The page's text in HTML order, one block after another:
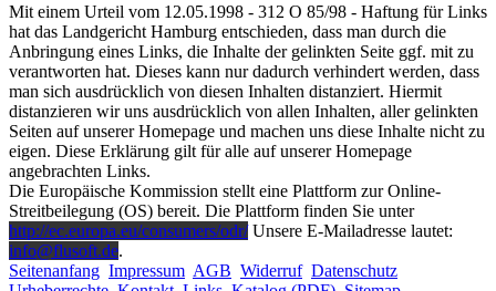
Mit einem Urteil vom 12.05.1998 - 312 O 85/98 - Haftung für Links
hat das Landgericht Hamburg entschieden, dass man durch die
Anbringung eines Links, die Inhalte der gelinkten Seite ggf. mit zu
verantworten hat. Dieses kann nur dadurch verhindert werden, dass
man sich ausdrücklich von diesen Inhalten distanziert. Hiermit
distanzieren wir uns ausdrücklich von allen Inhalten, aller gelinkten
Seiten auf unserer Homepage und machen uns diese Inhalte nicht zu
eigen. Diese Erklärung gilt für alle auf unserer Homepage
angebrachten Links.
Die Europäische Kommission stellt eine Plattform zur Online-
Streitbeilegung (OS) bereit. Die Plattform finden Sie unter
http://ec.europa.eu/consumers/odr/Unsere E-Mailadresse lautet:
info@flusoft.de.
Seitenanfang Impressum AGB Widerruf Datenschutz